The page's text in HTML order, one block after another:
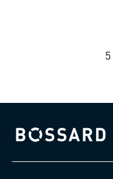
5
Bossard homepage